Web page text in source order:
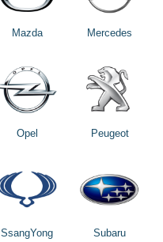
Mazda Mercedes
Opel Peugeot
SsangYong Subaru